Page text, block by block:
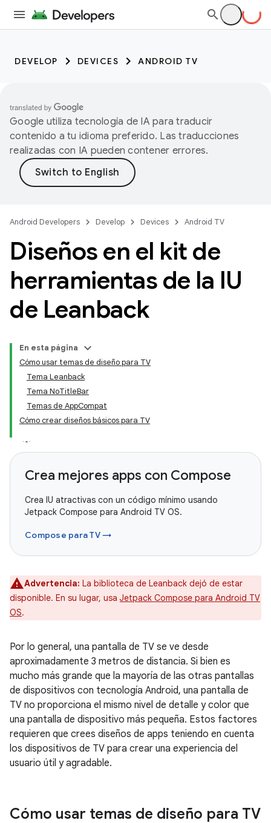
DEVELOP DEVICES ANDROID TV
Google utiliza tecnología de IA para traducir
contenido a tu idioma preferido. Las traducciones
realizadas con IA pueden contener errores.
Android Developers Develop Devices Android TV
Diseños en el kit de
herramientas de la IU
de Leanback
En esta página
Cómo usar temas de diseño para TV
Tema Leanback
Tema NoTitleBar
Temas de AppCompat
Cómo crear diseños básicos para TV
Crea mejores apps con Compose
Crea IU atractivas con un código mínimo usando
Jetpack Compose para Android TV OS.
Compose para TV →
Advertencia: La biblioteca de Leanback dejó de estar
disponible. En su lugar, usa Jetpack Compose para Android TV
OS.
Por lo general, una pantalla de TV se ve desde
aproximadamente 3 metros de distancia. Si bien es
mucho más grande que la mayoría de las otras pantallas
de dispositivos con tecnología Android, una pantalla de
TV no proporciona el mismo nivel de detalle y color que
una pantalla de dispositivo más pequeña. Estos factores
requieren que crees diseños de apps teniendo en cuenta
los dispositivos de TV para crear una experiencia del
usuario útil y agradable.
Cómo usar temas de diseño para TV